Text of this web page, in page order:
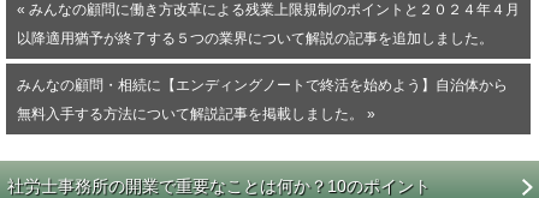
« みんなの顧問に働き方改革による残業上限規制のポイントと２０２４年４月
以降適用猶予が終了する５つの業界について解説の記事を追加しました。
みんなの顧問・相続に【エンディングノートで終活を始めよう】自治体から
無料入手する方法について解説記事を掲載しました。 »
社労士事務所の開業で重要なことは何か？10のポイント